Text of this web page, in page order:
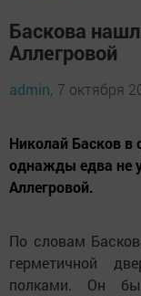
Баскова
Аллегровой
admin, 7 октября
Николай Басков в
однажды едва не
Аллегровой.
По словам
герметичной
полками. Он